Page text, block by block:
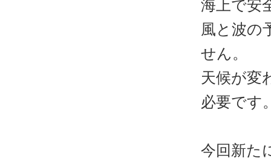
海上で安
風と波の
せん。
天候が変
必要です
今回新た